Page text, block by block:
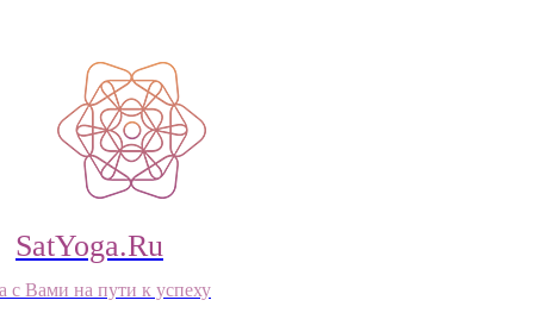
SatYoga.Ru
с Вами на пути к успеху